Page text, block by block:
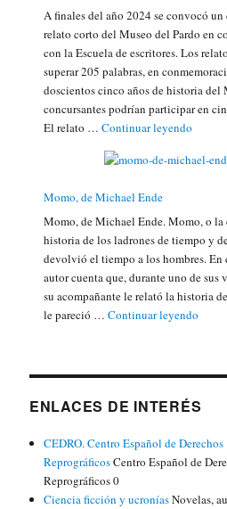
A finales del año 2024 se convocó un
relato corto del Museo del Pardo en
con la Escuela de escritores. Los
superar 205 palabras, en
doscientos cinco años de historia del
concursantes podrían participar en
El relato …Continuar leyendo
Momo, de Michael Ende
Momo, de Michael Ende. Momo, o la
historia de los ladrones de tiempo y
devolvió el tiempo a los hombres. En
autor cuenta que, durante uno de sus
su acompañante le relató la historia
le pareció …Continuar leyendo
ENLACES DE INTERÉS
CEDRO. Centro Español de Derechos
ReprográficosCentro Español de
Reprográficos 0
Ciencia ficción y ucroníasNovelas,